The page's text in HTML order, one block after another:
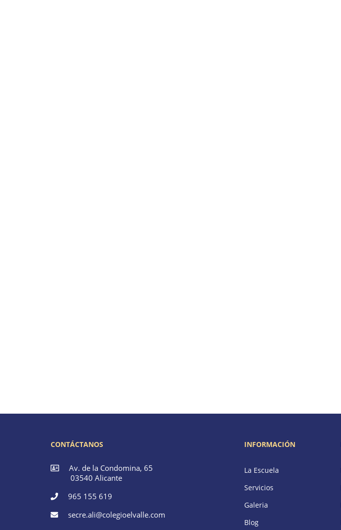
CONTÁCTANOS
Av. de la Condomina, 65
03540 Alicante
965 155 619
secre.ali@colegioelvalle.com
INFORMACIÓN
La Escuela
Servicios
Galeria
Blog